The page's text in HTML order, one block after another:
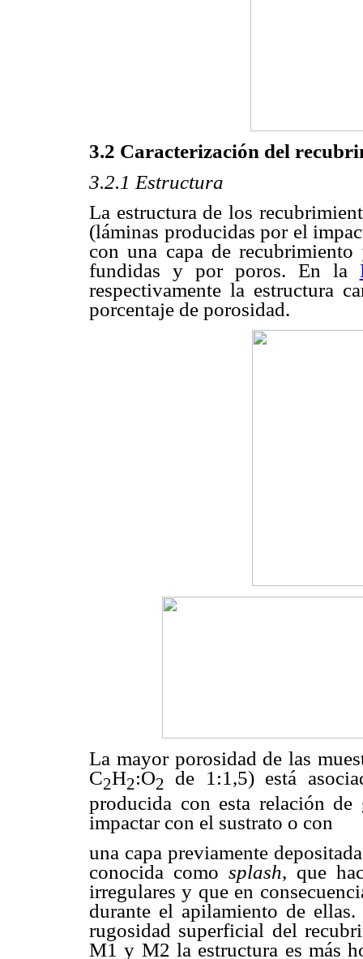
3.2 Caracterización del
3.2.1 Estructura
La estructura de los
(láminas producidas por el
con una capa de
fundidas y por poros. En la
respectivamente la estructura
porcentaje de porosidad.
La mayor porosidad de las
C2H2:O2
de 1:1,5) está
producida con esta relación
impactar con el sustrato o con
una capa previamente
conocida como splash, que
irregulares y que en
durante el apilamiento de
rugosidad superficial del
M1 y M2 la estructura es más